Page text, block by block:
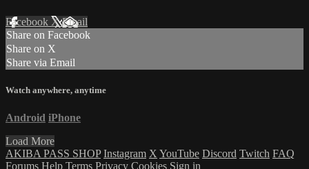
Facebook XEmail
Share on Facebook
Share on X
Share via Email
Watch anywhere, anytime
Android iPhone
Load More
AKIBA PASS SHOP Instagram X YouTube Discord Twitch FAQ
Forums Help Terms Privacy Cookies Sign in